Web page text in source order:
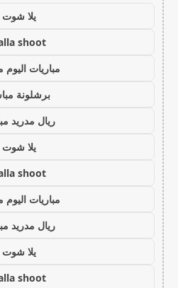
يلا شوت
shoot
مباريات اليوم
برشلونة
ريال مدريد
يلا شوت
shoot
مباريات اليوم
ريال مدريد
يلا شوت
shoot